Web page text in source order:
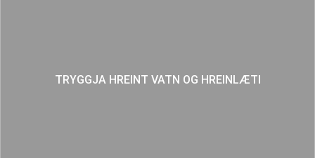
TRYGGJA HREINT VATN OG HREINLÆTI